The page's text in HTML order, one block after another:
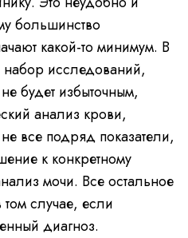
большинство
какой-то минимум. В
исследований,
будет избыточным,
анализ крови,
все подряд показатели,
к конкретному
мочи. Все остальное
том случае, если
диагноз.